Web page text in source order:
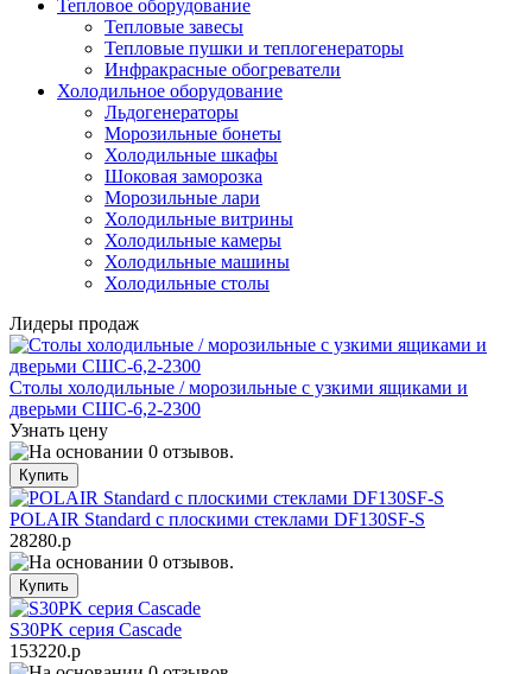
Тепловое оборудование
Тепловые завесы
Тепловые пушки и теплогенераторы
Инфракрасные обогреватели
Холодильное оборудование
Льдогенераторы
Морозильные бонеты
Холодильные шкафы
Шоковая заморозка
Морозильные лари
Холодильные витрины
Холодильные камеры
Холодильные машины
Холодильные столы
Лидеры продаж
Столы холодильные / морозильные с узкими ящиками и
дверьми СШС-6,2-2300
Узнать цену
POLAIR Standard с плоскими стеклами DF130SF-S
28280.р
S30PK серия Cascade
153220.р